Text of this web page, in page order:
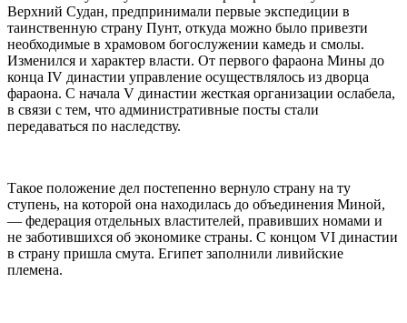
Верхний Судан, предпринимали первые экспедиции в
таинственную страну Пунт, откуда можно было привезти
необходимые в храмовом богослужении камедь и смолы.
Изменился и характер власти. От первого фараона Мины до
конца IV династии управление осуществлялось из дворца
фараона. С начала V династии жесткая организации ослабела,
в связи с тем, что административные посты стали
передаваться по наследству.
Такое положение дел постепенно вернуло страну на ту
ступень, на которой она находилась до объединения Миной,
— федерация отдельных властителей, правивших номами и
не заботившихся об экономике страны. С концом VI династии
в страну пришла смута. Египет заполнили ливийские
племена.